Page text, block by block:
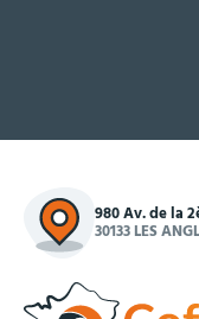
980 Av. de la
30133 LES